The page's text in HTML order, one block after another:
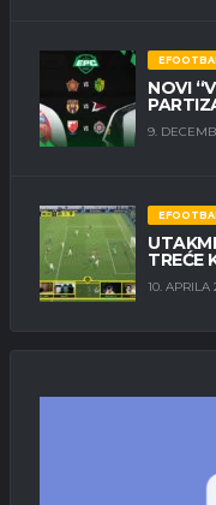
NOVI
9.
TREĆE
10. APRILA